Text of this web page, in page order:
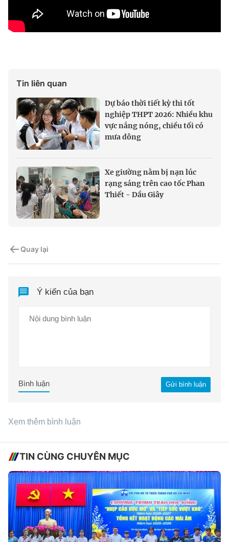
Tin liên quan
Dự báo thời tiết kỳ thi tốt
nghiệp THPT 2026: Nhiều khu
vực nắng nóng, chiều tối có
mưa dông
Xe giường nằm bị nạn lúc
rạng sáng trên cao tốc Phan
Thiết - Dầu Giây
Quay lại
Ý kiến của bạn
Gửi bình luận
Bình luận
Xem thêm bình luận
TIN CÙNG CHUYÊN MỤC